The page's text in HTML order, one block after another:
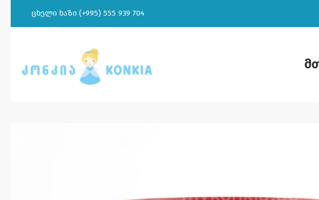
ცხელი ხაზი (+995) 555 939 704